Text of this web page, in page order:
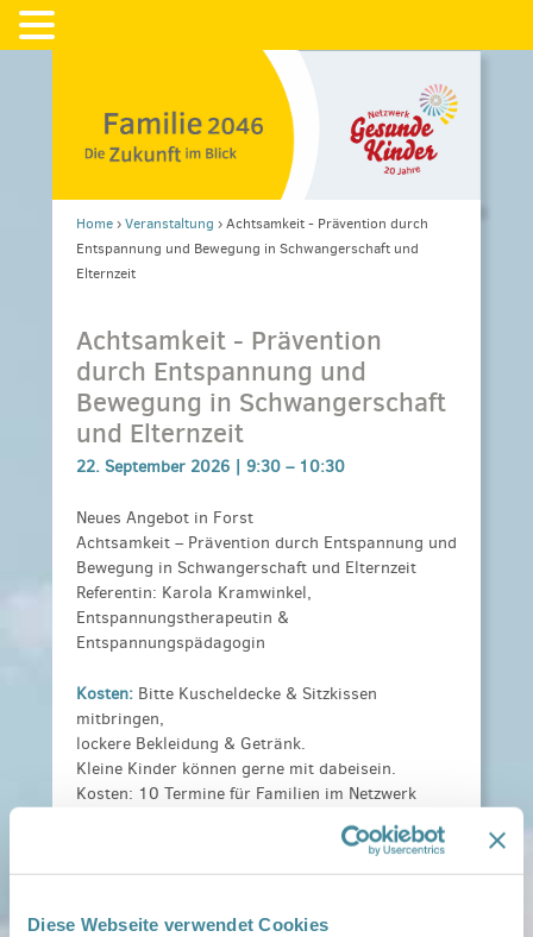
Diese Webseite verwendet Cookies
Home›Veranstaltung ›Achtsamkeit - Prävention durch
Entspannung und Bewegung in Schwangerschaft und
Elternzeit
Achtsamkeit - Prävention
durch Entspannung und
Bewegung in Schwangerschaft
und Elternzeit
22. September 2026 | 9:30 – 10:30
Neues Angebot in Forst
Achtsamkeit – Prävention durch Entspannung und
Bewegung in Schwangerschaft und Elternzeit
Referentin: Karola Kramwinkel,
Entspannungstherapeutin &
Entspannungspädagogin
Kosten: Bitte Kuscheldecke & Sitzkissen
mitbringen,
lockere Bekleidung & Getränk.
Kleine Kinder können gerne mit dabeisein.
Kosten: 10 Termine für Familien im Netzwerk
Kinder 15 €, für Gastfamilien 25 €. (5 Termine die
Hälfte)
Weitere Informationen: Entspannung & Bewegung